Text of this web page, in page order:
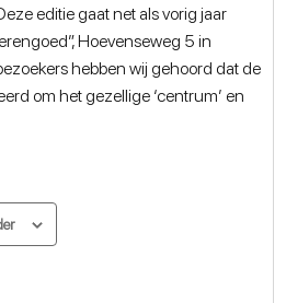
editie gaat net als vorig jaar
Hoevenseweg 5 in
hebben wij gehoord dat de
om het gezellige ‘centrum’ en